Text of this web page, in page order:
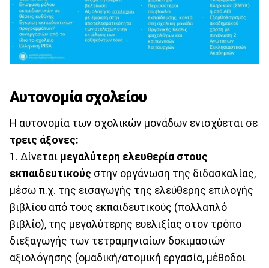
Αυτονομία σχολείου
Η αυτονομία των σχολικών μονάδων ενισχύεται σε
τρεις άξονες:
1. Δίνεται μεγαλύτερη ελευθερία στους
εκπαιδευτικούς στην οργάνωση της διδασκαλίας,
μέσω π.χ. της εισαγωγής της ελεύθερης επιλογής
βιβλίου από τους εκπαιδευτικούς (πολλαπλό
βιβλίο), της μεγαλύτερης ευελιξίας στον τρόπο
διεξαγωγής των τετραμηνιαίων δοκιμασιών
αξιολόγησης (ομαδική/ατομική εργασία, μέθοδοι